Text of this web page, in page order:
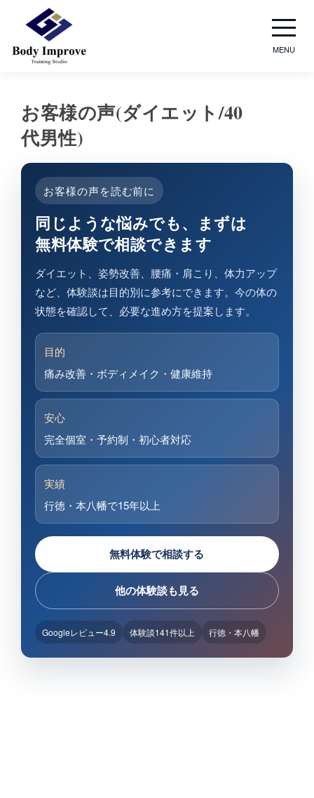
MENU
お客様の​声(ダイエット/40​
代男性)
お客様の声を読む前に
同じような​悩みでも、​まずは​
無料体験で​相談できます
ダイエット、姿勢改善、腰痛・肩こり、体力アップ
など、体験談は目的別に参考にできます。今の体の
状態を確認して、必要な進め方を提案します。
目的
痛み改善・ボディメイク・健康維持
安心
完全個室・予約制・初心者対応
実績
行徳・本八幡で15年以上
無料体験で相談する
他の体験談も見る
Googleレビュー4.9 体験談141件以上 行徳・本八幡